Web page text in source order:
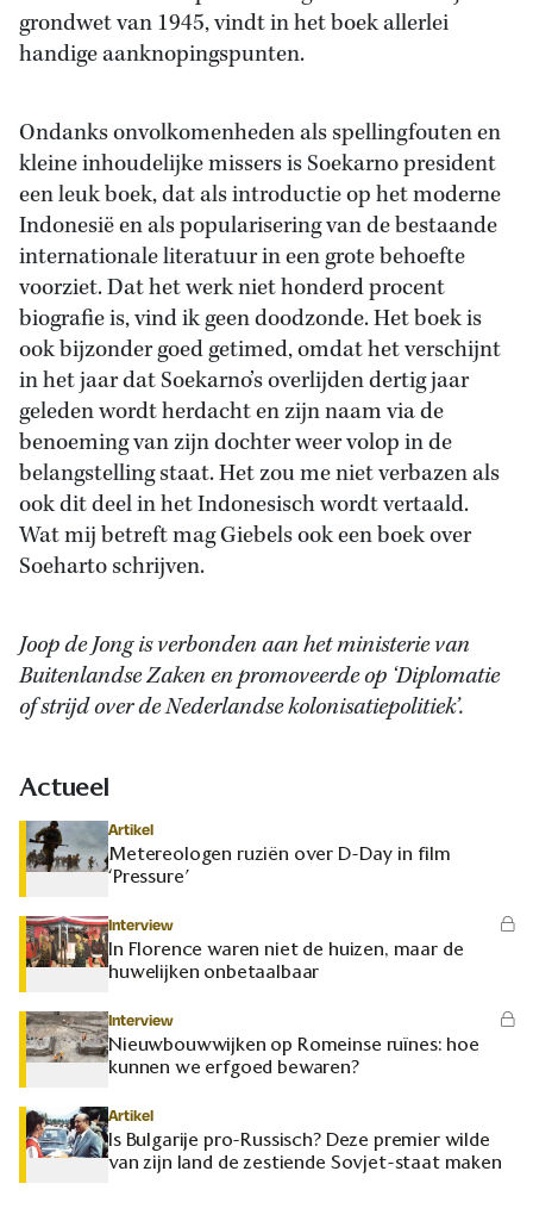
grondwet van 1945, vindt in het boek allerlei
handige aanknopingspunten.
Ondanks onvolkomenheden als spellingfouten en
kleine inhoudelijke missers is Soekarno president
een leuk boek, dat als introductie op het moderne
Indonesië en als popularisering van de bestaande
internationale literatuur in een grote behoefte
voorziet. Dat het werk niet honderd procent
biografie is, vind ik geen doodzonde. Het boek is
ook bijzonder goed getimed, omdat het verschijnt
in het jaar dat Soekarno’s overlijden dertig jaar
geleden wordt herdacht en zijn naam via de
benoeming van zijn dochter weer volop in de
belangstelling staat. Het zou me niet verbazen als
ook dit deel in het Indonesisch wordt vertaald.
Wat mij betreft mag Giebels ook een boek over
Soeharto schrijven.
Joop de Jong is verbonden aan het ministerie van
Buitenlandse Zaken en promoveerde op ‘Diplomatie
of strijd over de Nederlandse kolonisatiepolitiek’.
Actueel
Artikel
Metereologen ruziën over D-Day in film
‘Pressure’
Interview
In Florence waren niet de huizen, maar de
huwelijken onbetaalbaar
Interview
Nieuwbouwwijken op Romeinse ruïnes: hoe
kunnen we erfgoed bewaren?
Artikel
Is Bulgarije pro-Russisch? Deze premier wilde
van zijn land de zestiende Sovjet-staat maken